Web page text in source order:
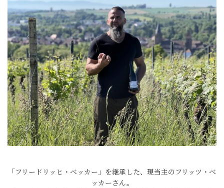
「フリードリッヒ・ベッカー」を継承した、現当主のフリッツ・ベ
ッカーさん。